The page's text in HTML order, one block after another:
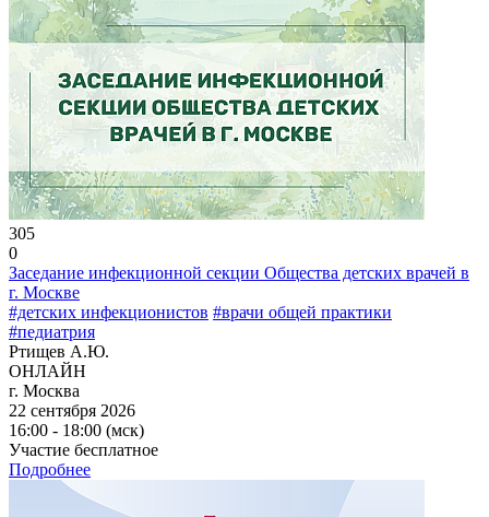
305
0
Заседание инфекционной секции Общества детских врачей в
г. Москве
#детских инфекционистов #врачи общей практики
#педиатрия
Ртищев А.Ю.
ОНЛАЙН
г. Москва
22 сентября 2026
16:00 - 18:00 (мск)
Участие бесплатное
Подробнее